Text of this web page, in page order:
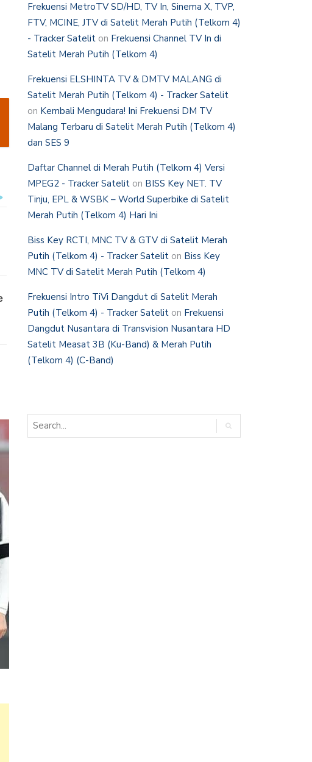
Frekuensi MetroTV SD/HD, TV In, Sinema X, TVP,
FTV, MCINE, JTV di Satelit Merah Putih (Telkom 4)
- Tracker Satelit on Frekuensi Channel TV In di
Satelit Merah Putih (Telkom 4)
Frekuensi ELSHINTA TV & DMTV MALANG di
Satelit Merah Putih (Telkom 4) - Tracker Satelit
on Kembali Mengudara! Ini Frekuensi DM TV
Malang Terbaru di Satelit Merah Putih (Telkom 4)
dan SES 9
Daftar Channel di Merah Putih (Telkom 4) Versi
MPEG2 - Tracker Satelit on BISS Key NET. TV
Tinju, EPL & WSBK – World Superbike di Satelit
Merah Putih (Telkom 4) Hari Ini
Biss Key RCTI, MNC TV & GTV di Satelit Merah
Putih (Telkom 4) - Tracker Satelit on Biss Key
MNC TV di Satelit Merah Putih (Telkom 4)
Frekuensi Intro TiVi Dangdut di Satelit Merah
Putih (Telkom 4) - Tracker Satelit on Frekuensi
Dangdut Nusantara di Transvision Nusantara HD
Satelit Measat 3B (Ku-Band) & Merah Putih
(Telkom 4) (C-Band)